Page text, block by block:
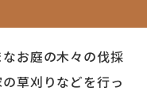
なお庭の木々の伐採
草刈りなどを行っ